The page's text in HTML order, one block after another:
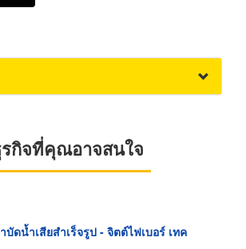
กิจที่คุณอาจสนใจ
บัดน้ำเสียสำเร็จรูป - จิตต์ไฟเบอร์ เทค